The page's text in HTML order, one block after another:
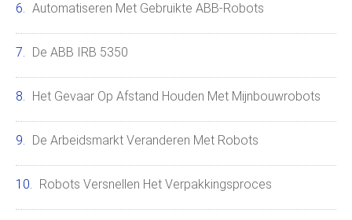
Automatiseren Met Gebruikte ABB-Robots
De ABB IRB 5350
Het Gevaar Op Afstand Houden Met Mijnbouwrobots
De Arbeidsmarkt Veranderen Met Robots
Robots Versnellen Het Verpakkingsproces